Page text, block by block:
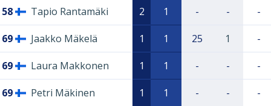
58 Tapio Rantamäki 2 1 - - -
69 Jaakko Mäkelä 1 1 25 1 -
69 Laura Makkonen 1 1 - - -
69 Petri Mäkinen 1 1 - - -